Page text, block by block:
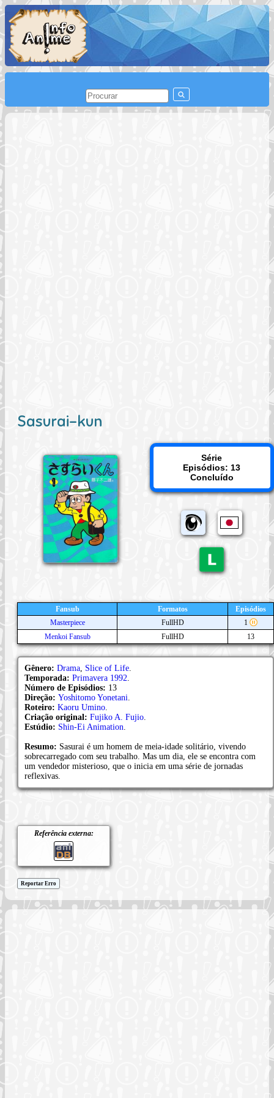
Sasurai-kun
Série
Episódios: 13
Concluído
Fansub Formatos
Episódios
Masterpiece
FullHD
1
Menkoi Fansub
FullHD 13
Gênero: Drama Slice of Life
Temporada: Primavera 1992
Número de Episódios: 13
Direção: Yoshitomo Yonetani
Roteiro: Kaoru Umino
Criação original: Fujiko A. Fujio
Estúdio: Shin-Ei Animation
Resumo: Sasurai é um homem de meia-idade solitário, vivendo
sobrecarregado com seu trabalho. Mas um dia, ele se encontra com
um vendedor misterioso, que o inicia em uma série de jornadas
reflexivas.
Referência externa:
Reportar Erro